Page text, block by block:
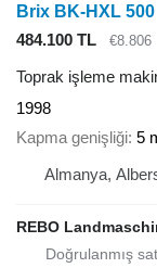
Brix BK-HXL 500
484.100 TL
€8.806
Toprak işleme
1998
Kapma genişliği 5
Almanya,
REBO